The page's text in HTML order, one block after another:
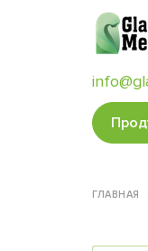
ГЛАВНАЯ